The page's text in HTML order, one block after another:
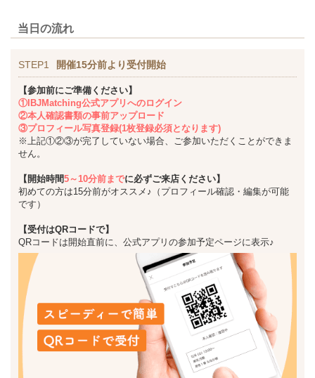
当日の流れ
STEP1 開催15分前より受付開始
【参加前にご準備ください】
①IBJMatching公式アプリへのログイン
②本人確認書類の事前アップロード
③プロフィール写真登録(1枚登録必須となります)
※上記①②③が完了していない場合、ご参加いただくことができま
せん。
【開始時間5～10分前までに必ずご来店ください】
初めての方は15分前がオススメ♪（プロフィール確認・編集が可能
です）
【受付はQRコードで】
QRコードは開始直前に、公式アプリの参加予定ページに表示♪